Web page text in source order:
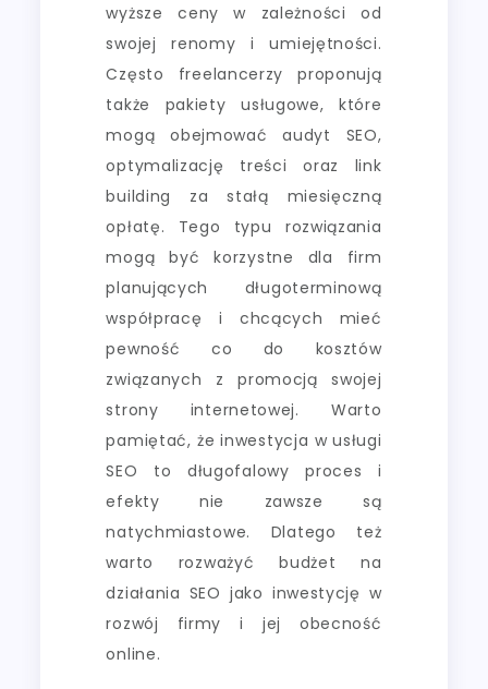
wyższe ceny w zależności od
swojej renomy i umiejętności.
Często freelancerzy proponują
także pakiety usługowe, które
mogą obejmować audyt SEO,
optymalizację treści oraz link
building za stałą miesięczną
opłatę. Tego typu rozwiązania
mogą być korzystne dla firm
planujących długoterminową
współpracę i chcących mieć
pewność co do kosztów
związanych z promocją swojej
strony internetowej. Warto
pamiętać, że inwestycja w usługi
SEO to długofalowy proces i
efekty nie zawsze są
natychmiastowe. Dlatego też
warto rozważyć budżet na
działania SEO jako inwestycję w
rozwój firmy i jej obecność
online.